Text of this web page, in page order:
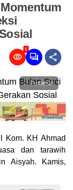
6
Perbesar
Kom. KH Ahmad
dan tarawih
Aisyah. Kamis,